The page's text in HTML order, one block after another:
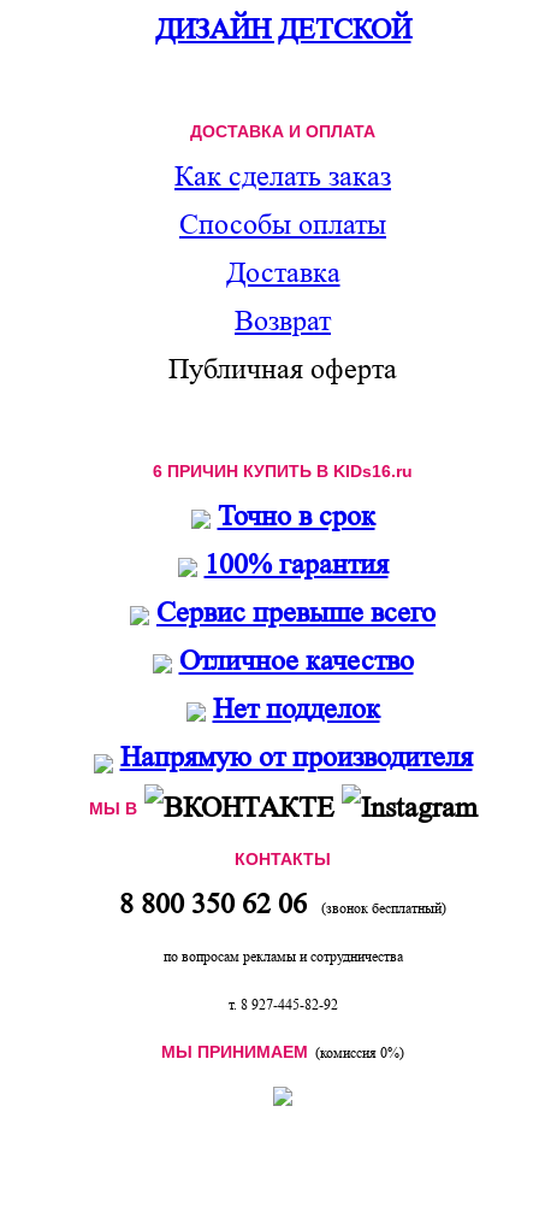
ДИЗАЙН ДЕТСКОЙ
ДОСТАВКА И ОПЛАТА
Как сделать заказ
Способы оплаты
Доставка
Возврат
Публичная оферта
6 ПРИЧИН КУПИТЬ В KIDs16.ru
Точно в срок
100% гарантия
Сервис превыше всего
Отличное качество
Нет подделок
Напрямую от производителя
МЫ В
КОНТАКТЫ
8 800 350 62 06 (звонок бесплатный)
по вопросам рекламы и сотрудничества
т. 8 927-445-82-92
МЫ ПРИНИМАЕМ (комиссия 0%)